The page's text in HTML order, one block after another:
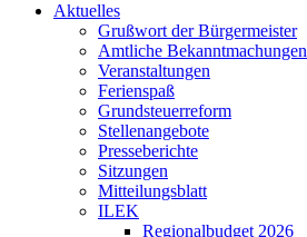
Aktuelles
Grußwort der Bürgermeister
Amtliche Bekanntmachungen
Veranstaltungen
Ferienspaß
Grundsteuerreform
Stellenangebote
Presseberichte
Sitzungen
Mitteilungsblatt
ILEK
Regionalbudget 2026